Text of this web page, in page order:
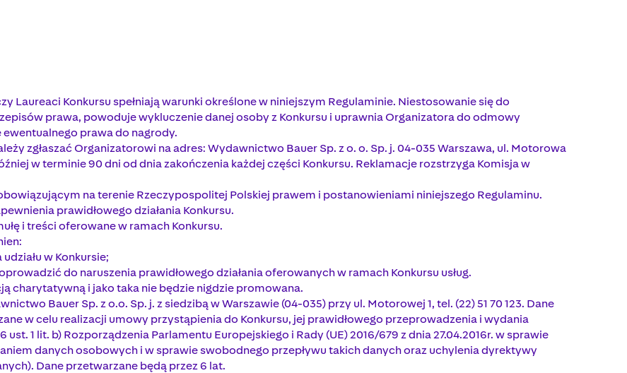
Laureaci Konkursu spełniają warunki określone w niniejszym Regulaminie. Niestosowanie się do
prawa, powoduje wykluczenie danej osoby z Konkursu i uprawnia Organizatora do odmowy
prawa do nagrody.
zgłaszać Organizatorowi na adres: Wydawnictwo Bauer Sp. z o. o. Sp. j. 04-035 Warszawa, ul. Motorowa
w terminie 90 dni od dnia zakończenia każdej części Konkursu. Reklamacje rozstrzyga Komisja w
na terenie Rzeczypospolitej Polskiej prawem i postanowieniami niniejszego Regulaminu.
prawidłowego działania Konkursu.
i treści oferowane w ramach Konkursu.
w Konkursie;
do naruszenia prawidłowego działania oferowanych w ramach Konkursu usług.
charytatywną i jako taka nie będzie nigdzie promowana.
Bauer Sp. z o.o. Sp. j. z siedzibą w Warszawie (04-035) przy ul. Motorowej 1, tel. (22) 51 70 123. Dane
w celu realizacji umowy przystąpienia do Konkursu, jej prawidłowego przeprowadzenia i wydania
1 lit. b) Rozporządzenia Parlamentu Europejskiego i Rady (UE) 2016/679 z dnia 27.04.2016r. w sprawie
danych osobowych i w sprawie swobodnego przepływu takich danych oraz uchylenia dyrektywy
Dane przetwarzane będą przez 6 lat.